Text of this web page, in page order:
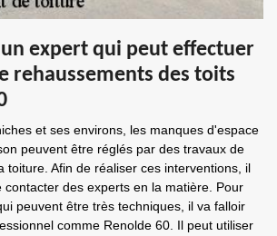
expert qui peut effectuer
rehaussements des toits
et ses environs, les manques d'espace
peuvent être réglés par des travaux de
toiture. Afin de réaliser ces interventions, il
contacter des experts en la matière. Pour
peuvent être très techniques, il va falloir
comme Renolde 60. Il peut utiliser